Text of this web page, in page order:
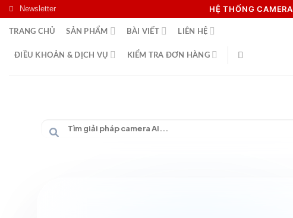
Skip
to
content
Newsletter HỆ THỐNG CAMERA
TRANG CHỦ SẢN PHẨM BÀI VIẾT LIÊN HỆ
ĐIỀU KHOẢN & DỊCH VỤ KIỂM TRA ĐƠN HÀNG